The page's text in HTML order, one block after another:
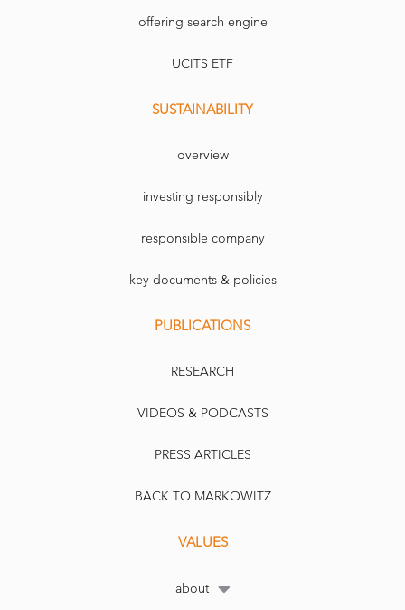
offering search engine
UCITS ETF
SUSTAINABILITY
overview
investing responsibly
responsible company
key documents & policies
PUBLICATIONS
RESEARCH
VIDEOS & PODCASTS
PRESS ARTICLES
BACK TO MARKOWITZ
VALUES
about